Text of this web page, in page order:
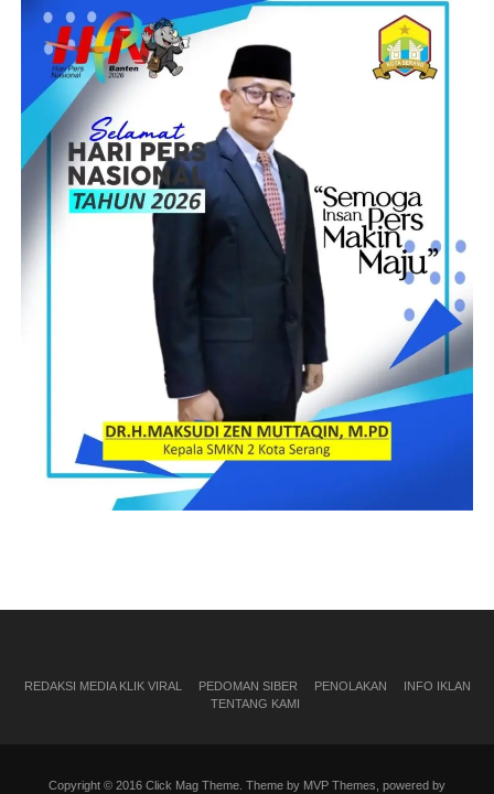
REDAKSI MEDIA KLIK VIRAL PEDOMAN SIBER PENOLAKAN
INFO IKLAN
TENTANG KAMI
Copyright © 2016 Click Mag Theme. Theme by MVP Themes, powered by